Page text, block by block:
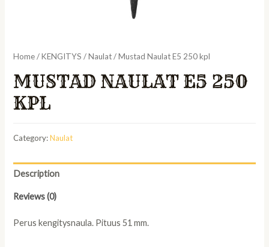
Home/KENGITYS /Naulat/ Mustad Naulat E5 250 kpl
MUSTAD NAULAT E5 250
KPL
Category:Naulat
Description
Reviews (0)
Perus kengitysnaula. Pituus 51 mm.